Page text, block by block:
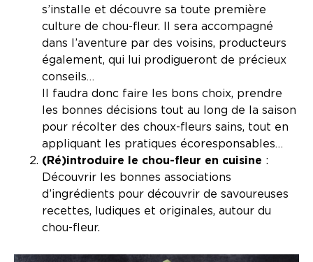
s’installe et découvre sa toute première
culture de chou-fleur. Il sera accompagné
dans l’aventure par des voisins, producteurs
également, qui lui prodigueront de précieux
conseils…
Il faudra donc faire les bons choix, prendre
les bonnes décisions tout au long de la saison
pour récolter des choux-fleurs sains, tout en
appliquant les pratiques écoresponsables…
(Ré)introduire le chou-fleur en cuisine :
Découvrir les bonnes associations
d’ingrédients pour découvrir de savoureuses
recettes, ludiques et originales, autour du
chou-fleur.